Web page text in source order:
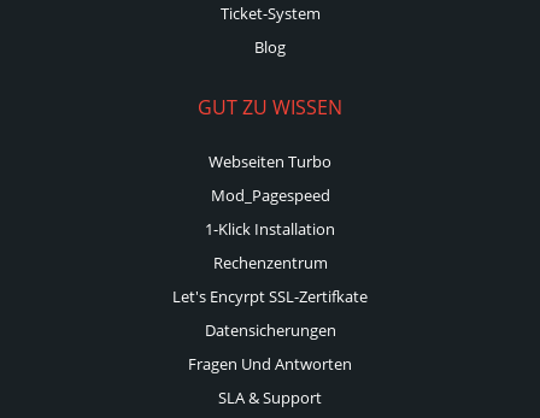
Ticket-System
Blog
GUT ZU WISSEN
Webseiten Turbo
Mod_Pagespeed
1-Klick Installation
Rechenzentrum
Let's Encyrpt SSL-Zertifkate
Datensicherungen
Fragen Und Antworten
SLA & Support